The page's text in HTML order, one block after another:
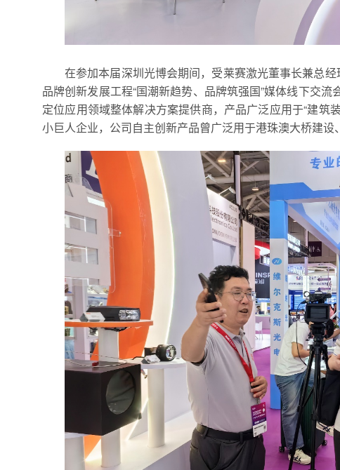
在参加本届深圳光博会期间，受莱赛激光董事长兼总
品牌创新发展工程“国潮新趋势、品牌筑强国”媒体线下交
定位应用领域整体解决方案提供商，产品广泛应用于“建
小巨人企业，公司自主创新产品曾广泛用于港珠澳大桥建设